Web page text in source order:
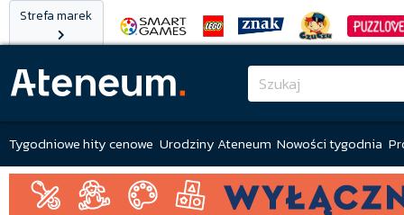
Strefa marek
Tygodniowe hity cenowe Urodziny Ateneum Nowości tygodnia